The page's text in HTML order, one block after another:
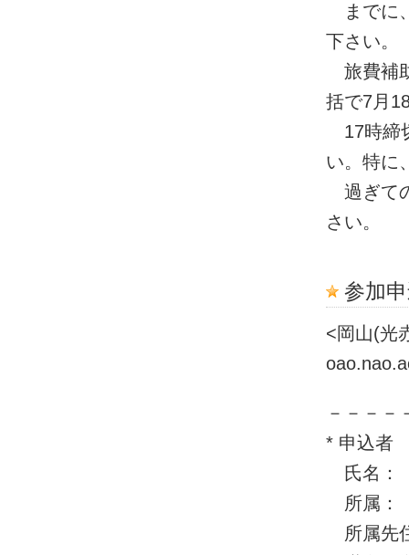
までに
下さい。
旅費補
括で7月
17時締
い。特に
過ぎて
さい。
参加
<岡山(光
－－－－
* 申込者
氏名：
所属：
所属先